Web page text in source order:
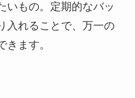
いもの。定期的なバッ
入れることで、万一の
きます。